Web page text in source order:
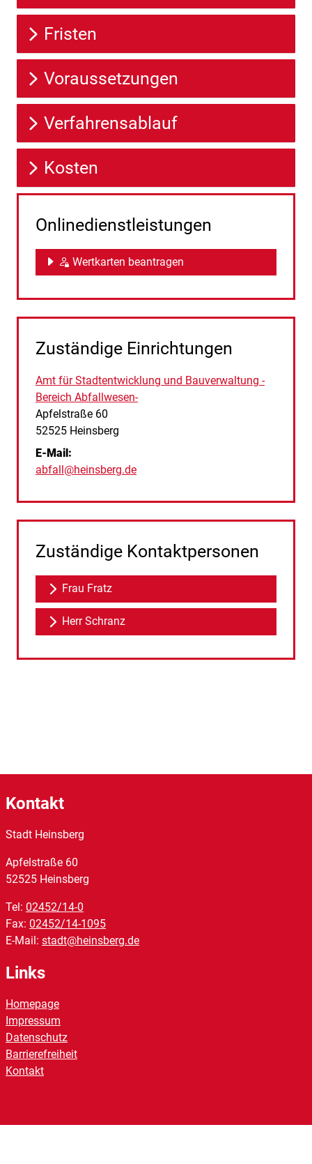
Fristen
Voraussetzungen
Verfahrensablauf
Kosten
Onlinedienstleistungen
Wertkarten beantragen
Zuständige Einrichtungen
Amt für Stadtentwicklung und Bauverwaltung -
Bereich Abfallwesen-
Straße:
Apfelstraße Hausnummer:
60
PLZ:
52525 Ort:
Heinsberg
E-Mail:
abfall@heinsberg.de
Zuständige Kontaktpersonen
Frau Fratz
Herr Schranz
Kontakt
Stadt Heinsberg
Apfelstraße 60
52525 Heinsberg
Tel: 02452/14-0
Fax: 02452/14-1095
E-Mail: stadt@heinsberg.de
Links
Homepage
Impressum
Datenschutz
Barrierefreiheit
Kontakt